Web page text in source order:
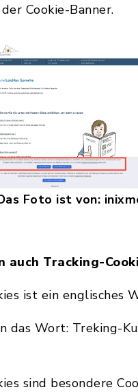
Cookie-Banner.
Foto ist von:
auch Tracking-
ist ein englisches
das Wort: Treking-
sind besondere